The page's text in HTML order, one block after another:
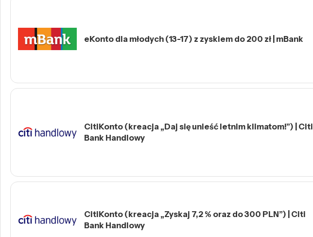
eKonto dla młodych (13-17) z zyskiem do 200 zł | mBank
CitiKonto (kreacja „Daj się unieść letnim klimatom!”) | Citi
Bank Handlowy
CitiKonto (kreacja „Zyskaj 7,2 % oraz do 300 PLN”) | Citi
Bank Handlowy